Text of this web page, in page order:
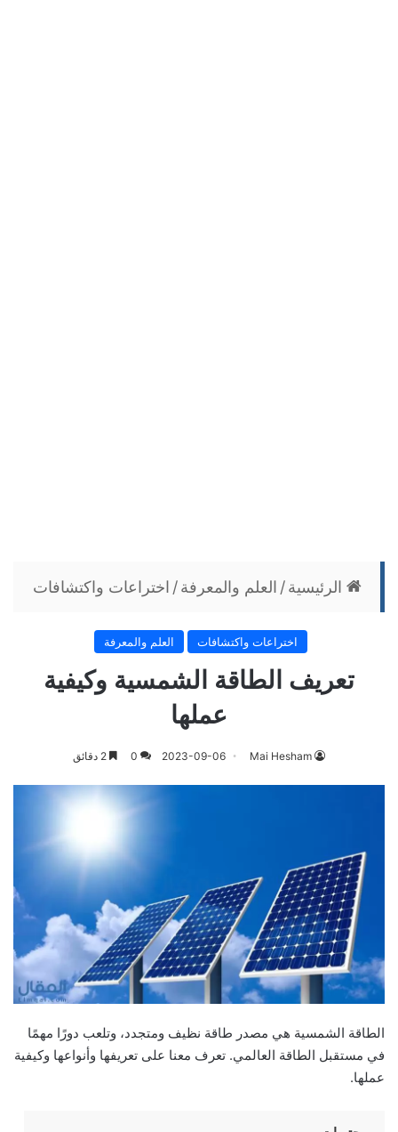
الرئيسية / العلم والمعرفة / اختراعات واكتشافات
اختراعات واكتشافات العلم والمعرفة
تعريف الطاقة الشمسية وكيفية
عملها
Mai Hesham
2023-09-06
0
الطاقة الشمسية هي مصدر طاقة نظيف ومتجدد، وتلعب دورًا مهمًا
في مستقبل الطاقة العالمي. تعرف معنا على تعريفها وأنواعها وكيفية
عملها.